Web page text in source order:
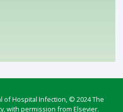
of Hospital Infection, © 2024 The
with permission from Elsevier.